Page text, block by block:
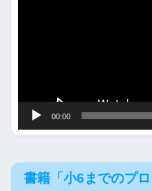
00:00
書籍「小6までのプ